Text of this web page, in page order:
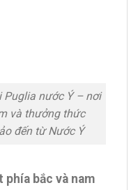
Puglia nước Ý – nơi
và thưởng thức
đến từ Nước Ý
bắc và nam